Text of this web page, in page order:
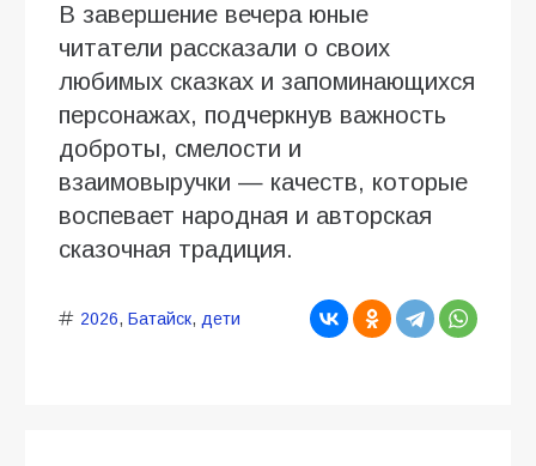
В завершение вечера юные
читатели рассказали о своих
любимых сказках и запоминающихся
персонажах, подчеркнув важность
доброты, смелости и
взаимовыручки — качеств, которые
воспевает народная и авторская
сказочная традиция.
2026, Батайск, дети